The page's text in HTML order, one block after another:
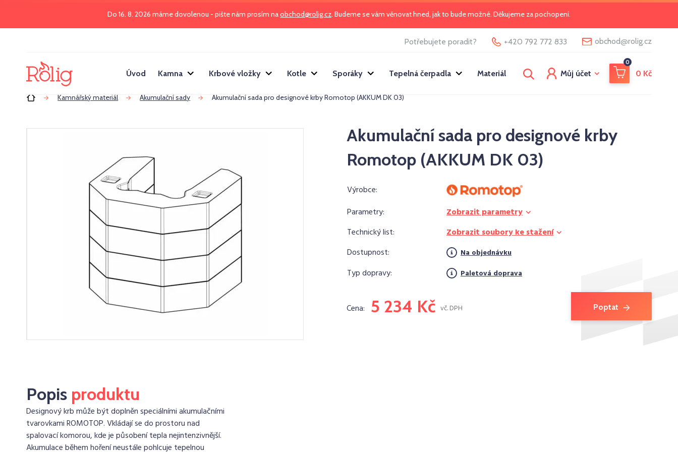
Do 16. 8. 2026 máme dovolenou - pište nám prosím naobchod@rolig.cz. Budeme se vám věnovat hned, jak to bude možné. Děkujeme za pochopení.
Potřebujete poradit? +420 792 772 833 obchod@rolig.cz
Úvod Kamna Krbové vložky Kotle Sporáky Tepelná čerpadla Materiál Můj účet
0
0 Kč
Úvod Kamnářský materiál Akumulační sady Akumulační sada pro designové krby Romotop (AKKUM DK 03)
Akumulační sada pro designové krby
Romotop (AKKUM DK 03)
Výrobce:
Parametry:
Zobrazit parametry
Technický list:
Zobrazit soubory ke stažení
Dostupnost:
Na objednávku
Typ dopravy: Paletová doprava
Cena: 5 234 Kč vč. DPH Poptat
Popis produktu
Designový krb může být doplněn speciálními akumulačními
tvarovkami ROMOTOP. Vkládají se do prostoru nad
spalovací komorou, kde je působení tepla nejintenzivnější.
Akumulace během hoření neustále pohlcuje tepelnou